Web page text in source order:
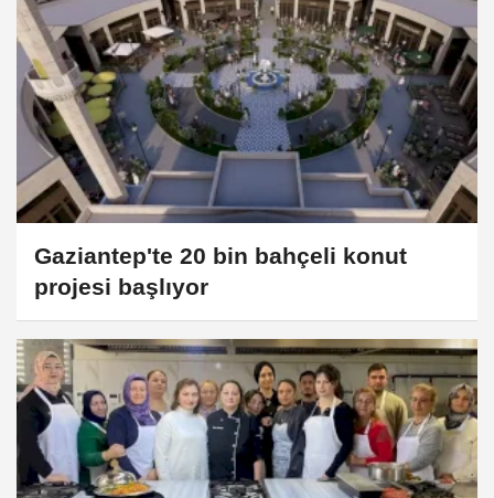
Gaziantep'te 20 bin bahçeli konut
projesi başlıyor